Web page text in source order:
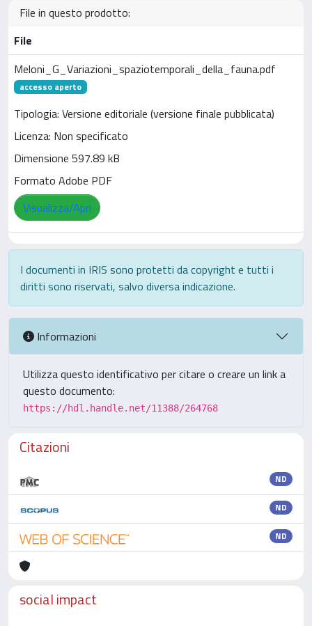
File in questo prodotto:
File
Meloni_G_Variazioni_spaziotemporali_della_fauna.pdf
accesso aperto
Tipologia: Versione editoriale (versione finale pubblicata)
Licenza: Non specificato
Dimensione 597.89 kB
Formato Adobe PDF
Visualizza/Apri
I documenti in IRIS sono protetti da copyright e tutti i
diritti sono riservati, salvo diversa indicazione.
Informazioni
Utilizza questo identificativo per citare o creare un link a
questo documento:
https://hdl.handle.net/11388/264768
Citazioni
ND
ND
ND
social impact